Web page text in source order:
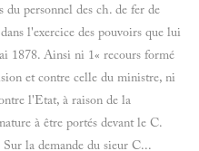
du personnel des ch. de fer de
l'exercice des pouvoirs que lui
1878. Ainsi ni 1« recours formé
et contre celle du ministre, ni
l'Etat, à raison de la
à être portés devant le C.
la demande du sieur C...